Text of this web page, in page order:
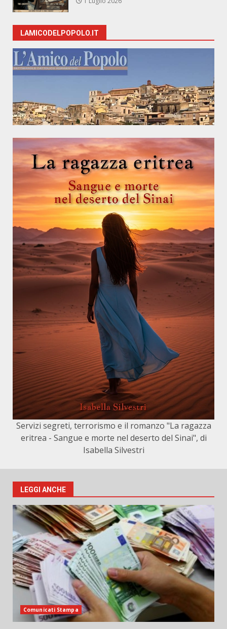
LAMICODELPOPOLO.IT
Servizi segreti, terrorismo e il romanzo "La ragazza
eritrea - Sangue e morte nel deserto del Sinai", di
Isabella Silvestri
LEGGI ANCHE
Comunicati Stampa